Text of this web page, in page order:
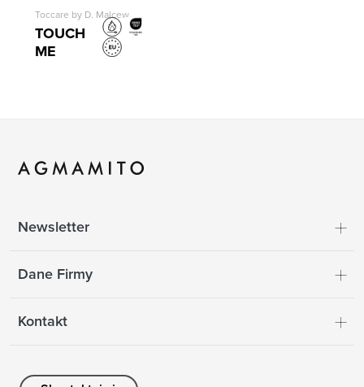
Toccare by D. Malcew
TOUCH
ME
Newsletter
Dane Firmy
Kontakt